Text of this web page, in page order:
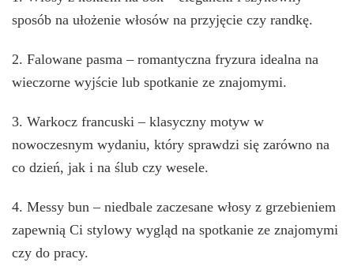
sposób na ułożenie włosów na przyjęcie czy randkę.
2. Falowane pasma – romantyczna fryzura idealna na
wieczorne wyjście lub spotkanie ze znajomymi.
3. Warkocz francuski – klasyczny motyw w
nowoczesnym wydaniu, który sprawdzi się zarówno na
co dzień, jak i na ślub czy wesele.
4. Messy bun – niedbale zaczesane włosy z grzebieniem
zapewnią Ci stylowy wygląd na spotkanie ze znajomymi
czy do pracy.